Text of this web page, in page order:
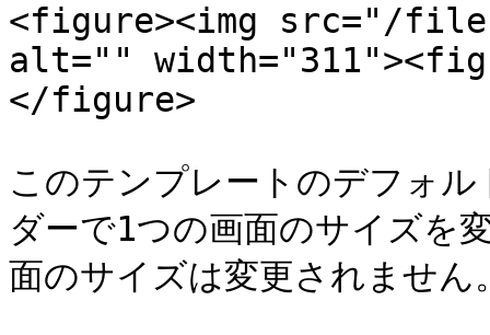
<figure><img src="/files/
alt=""
</figure>
このテンプレートのデフォ
ダーで1つの画面のサイズを
面のサイズは変更されません